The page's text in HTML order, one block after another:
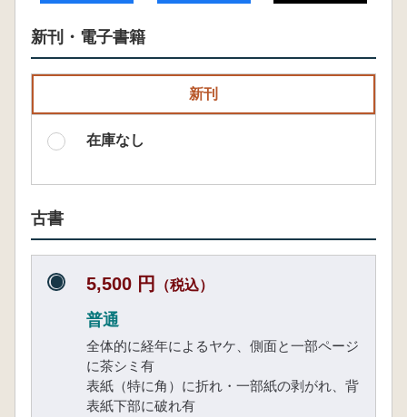
新刊・電子書籍
新刊
在庫なし
古書
5,500 円 （税込）
普通
全体的に経年によるヤケ、側面と一部ページ
に茶シミ有
表紙（特に角）に折れ・一部紙の剥がれ、背
表紙下部に破れ有